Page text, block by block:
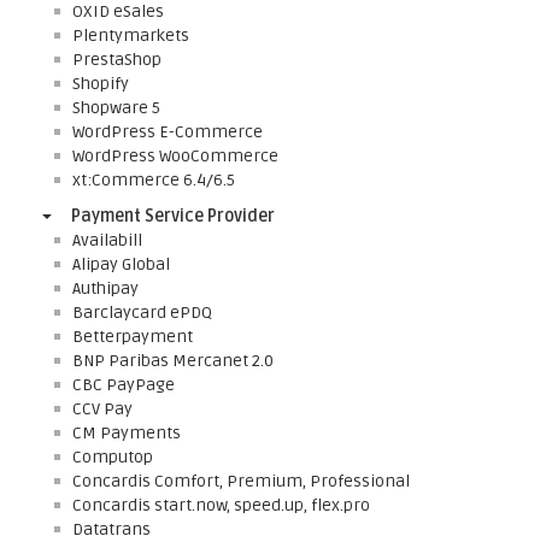
OXID eSales
Plentymarkets
PrestaShop
Shopify
Shopware 5
WordPress E-Commerce
WordPress WooCommerce
xt:Commerce 6.4/6.5
Payment Service Provider
Availabill
Alipay Global
Authipay
Barclaycard ePDQ
Betterpayment
BNP Paribas Mercanet 2.0
CBC PayPage
CCV Pay
CM Payments
Computop
Concardis Comfort, Premium, Professional
Concardis start.now, speed.up, flex.pro
Datatrans